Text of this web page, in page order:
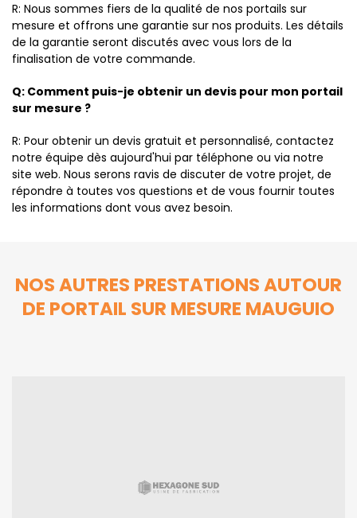
R: Nous sommes fiers de la qualité de nos portails sur
mesure et offrons une garantie sur nos produits. Les détails
de la garantie seront discutés avec vous lors de la
finalisation de votre commande.
Q: Comment puis-je obtenir un devis pour mon portail
sur mesure ?
R: Pour obtenir un devis gratuit et personnalisé, contactez
notre équipe dès aujourd'hui par téléphone ou via notre
site web. Nous serons ravis de discuter de votre projet, de
répondre à toutes vos questions et de vous fournir toutes
les informations dont vous avez besoin.
NOS AUTRES PRESTATIONS AUTOUR
DE PORTAIL SUR MESURE MAUGUIO